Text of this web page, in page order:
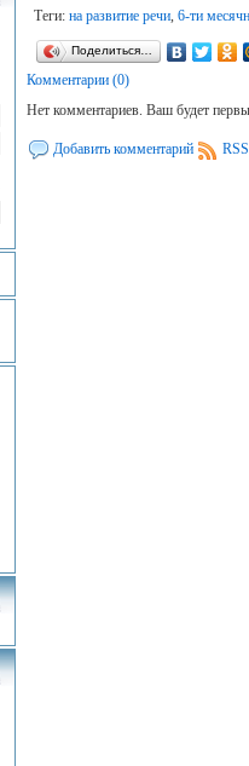
Теги: на развитие речи, 6-ти
Поделиться…
Комментарии (0)
Нет комментариев. Ваш будет
Добавить комментарий